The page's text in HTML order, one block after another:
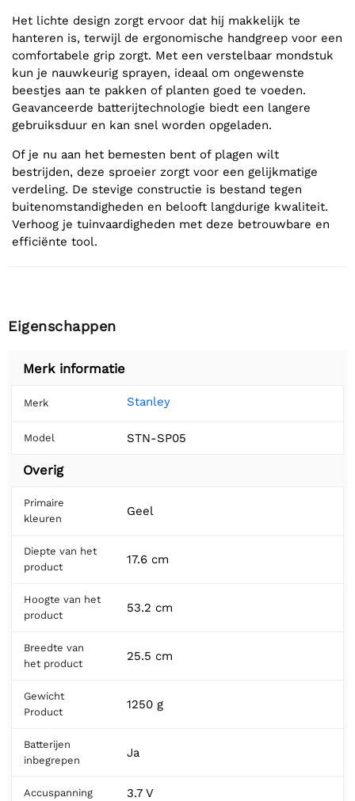
Het lichte design zorgt ervoor dat hij makkelijk te
hanteren is, terwijl de ergonomische handgreep voor een
comfortabele grip zorgt. Met een verstelbaar mondstuk
kun je nauwkeurig sprayen, ideaal om ongewenste
beestjes aan te pakken of planten goed te voeden.
Geavanceerde batterijtechnologie biedt een langere
gebruiksduur en kan snel worden opgeladen.
Of je nu aan het bemesten bent of plagen wilt
bestrijden, deze sproeier zorgt voor een gelijkmatige
verdeling. De stevige constructie is bestand tegen
buitenomstandigheden en belooft langdurige kwaliteit.
Verhoog je tuinvaardigheden met deze betrouwbare en
efficiënte tool.
Eigenschappen
Merk informatie
Merk Stanley
Model STN-SP05
Overig
Primaire
kleuren
Geel
Diepte van het
product
17.6 cm
Hoogte van het
product
53.2 cm
Breedte van
het product
25.5 cm
Gewicht
Product
1250 g
Batterijen
inbegrepen
Ja
Accuspanning 3.7 V